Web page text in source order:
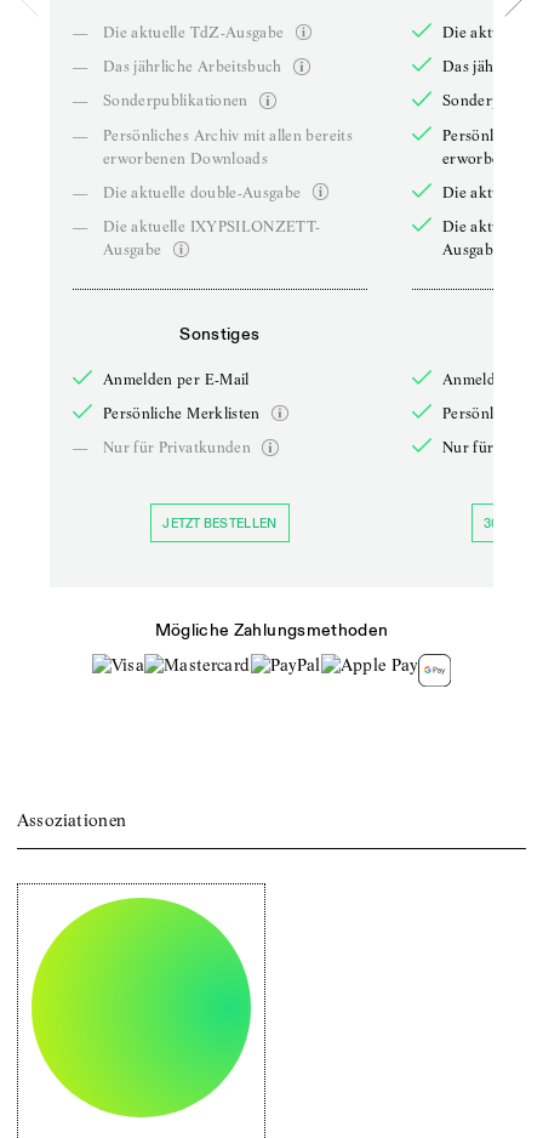
—
Die aktuelle TdZ-Ausgabe
—
Das jährliche Arbeitsbuch
—
Sonderpublikationen
—
Persönliches Archiv mit allen bereits
erworbenen Downloads
—
Die aktuelle double-Ausgabe
—
Die aktuelle IXYPSILONZETT-
Ausgabe
Sonstiges
Anmelden per E-Mail
Persönliche Merklisten
—
Nur für Privatkunden
JETZT BESTELLEN
Die aktuelle
Das jährliche
Persönliches
erworbenen
Die aktuelle
Die aktuelle
Ausgabe
Anmelden
Persönliche
Nur für
30 TAGE
Mögliche Zahlungsmethoden
Assoziationen